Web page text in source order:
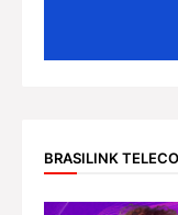
BRASILINK